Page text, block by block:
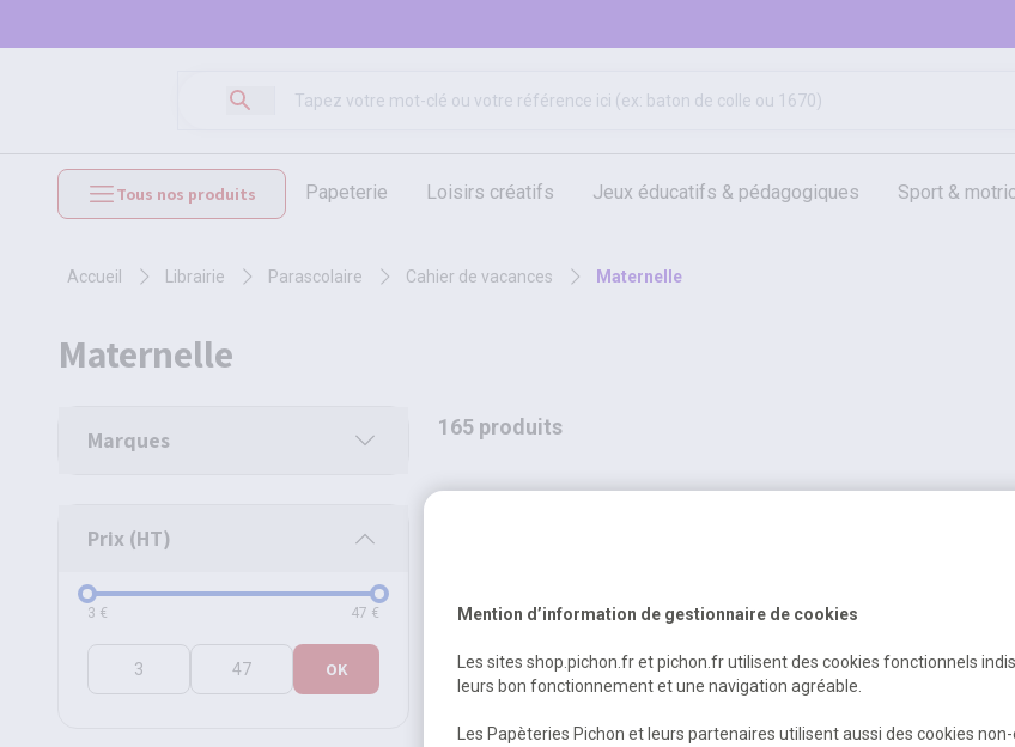
Tous nos produits papeterie loisirs créatifs jeux éducatifs & pédagogiques sport &
accueil librairie parascolaire cahier de vacances maternelle
maternelle
Marques
Prix (HT)
Prix (HT)
3 € 47 €
OK
165 produits
Mention d’information de gestionnaire de cookies
Les sites shop.pichon.fr et pichon.fr utilisent des cookies fonctionnels
leurs bon fonctionnement et une navigation agréable.
Les Papèteries Pichon et leurs partenaires utilisent aussi des cookies